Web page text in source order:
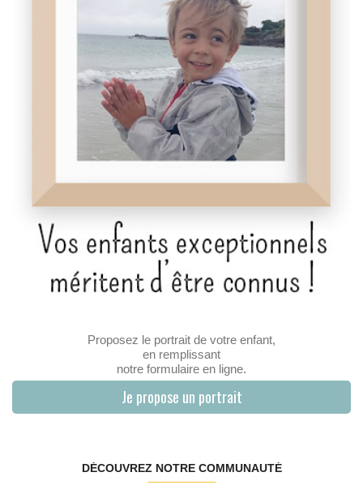
Proposez le portrait de votre enfant,
en remplissant
notre formulaire en ligne.
Je propose un portrait
DÉCOUVREZ NOTRE COMMUNAUTÉ